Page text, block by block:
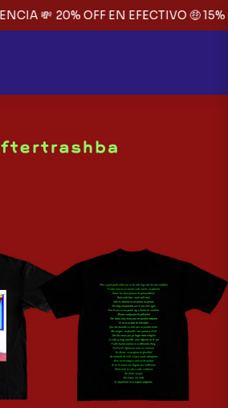
💸 20% OFF EN EFECTIVO 🤑 15%